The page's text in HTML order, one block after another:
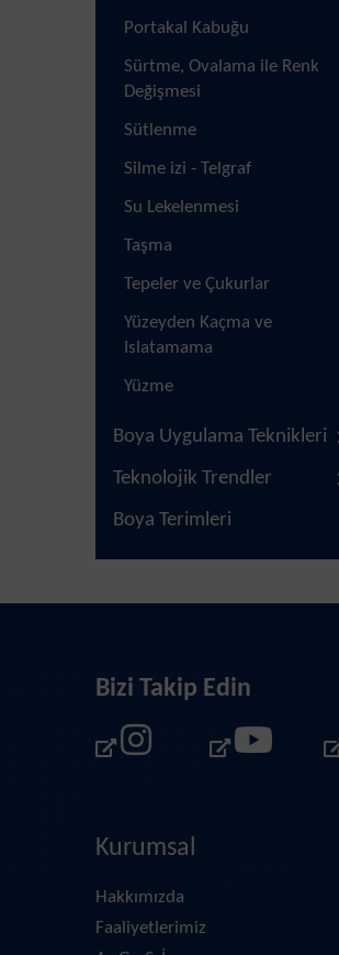
Portakal Kabuğu
Sürtme, Ovalama ile Renk
Değişmesi
Sütlenme
Silme izi - Telgraf
Su Lekelenmesi
Taşma
Tepeler ve Çukurlar
Yüzeyden Kaçma ve
Islatamama
Yüzme
Boya Uygulama Teknikleri
Teknolojik Trendler
Boya Terimleri
Bizi Takip Edin
Kurumsal
Hakkımızda
Faaliyetlerimiz